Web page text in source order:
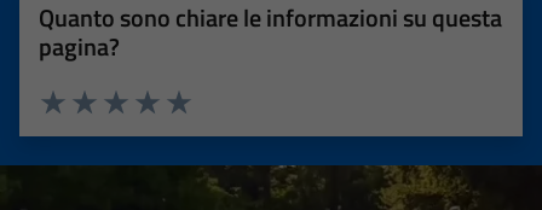
Quanto sono chiare le informazioni su questa
pagina?
Valuta 5 stelle su 5
Valuta 4 stelle su 5
Valuta 3 stelle su 5
Valuta 2 stelle su 5
Valuta 1 stelle su 5